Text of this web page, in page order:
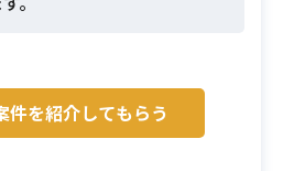
件を紹介してもらう